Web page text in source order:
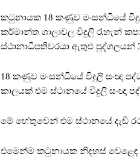
කටුනායක 18 කණුව මංසන්ධියේ
කර්මාන්ත ශාලාවල විදුලි රැහැන්
ස්ථානාධිපතිවරයා ඇතුළු
18 කණුව මංසන්ධියේ විදුලි සංඥා
කාලයක් එම ස්ථානයේ විදුලි සංඥා
මේ හේතුවෙන් එම ස්ථානයේ දැඩි
එමෙන්ම කටුනායක නිදහස් වෙළෙඳ